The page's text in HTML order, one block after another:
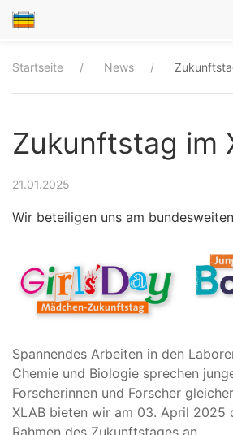
Startseite News
Zukunftstag im
21.01.2025
Wir beteiligen uns am
Spannendes Arbeiten in den
Chemie und Biologie sprechen
Forscherinnen und Forscher
XLAB bieten wir am 03. April 2025
Rahmen des Zukunftstages an.